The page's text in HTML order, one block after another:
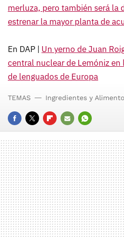
merluza, pero también será la
estrenar la mayor planta de
En DAP | Un yerno de Juan
central nuclear de Lemóniz
de lenguados de Europa
FACEBOOK
TWITTERFLIPBOARD
E-
MAIL
WHATSAPP
TEMAS Ingredientes y